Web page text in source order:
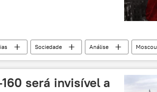
Sociedade Análise
Moscou
Itália Berlim
Finlândia
União Soviética
será invisível a